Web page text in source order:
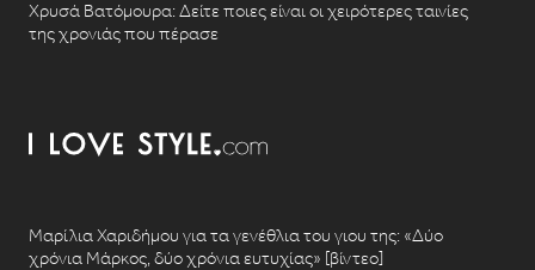
Χρυσά Βατόμουρα: Δείτε ποιες είναι οι χειρότερες ταινίες
της χρονιάς που πέρασε
Μαρίλια Χαριδήμου για τα γενέθλια του γιου της: «Δύο
χρόνια Μάρκος, δύο χρόνια ευτυχίας» [βίντεο]